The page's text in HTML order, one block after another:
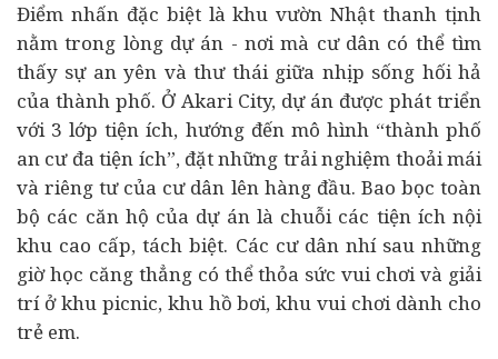
Điểm nhấn đặc biệt là khu vườn Nhật thanh tịnh
nằm trong lòng dự án - nơi mà cư dân có thể tìm
thấy sự an yên và thư thái giữa nhịp sống hối hả
của thành phố. Ở Akari City, dự án được phát triển
với 3 lớp tiện ích, hướng đến mô hình “thành phố
an cư đa tiện ích”, đặt những trải nghiệm thoải mái
và riêng tư của cư dân lên hàng đầu. Bao bọc toàn
bộ các căn hộ của dự án là chuỗi các tiện ích nội
khu cao cấp, tách biệt. Các cư dân nhí sau những
giờ học căng thẳng có thể thỏa sức vui chơi và giải
trí ở khu picnic, khu hồ bơi, khu vui chơi dành cho
trẻ em.